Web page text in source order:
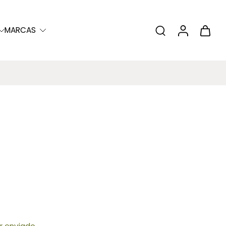
MARCAS